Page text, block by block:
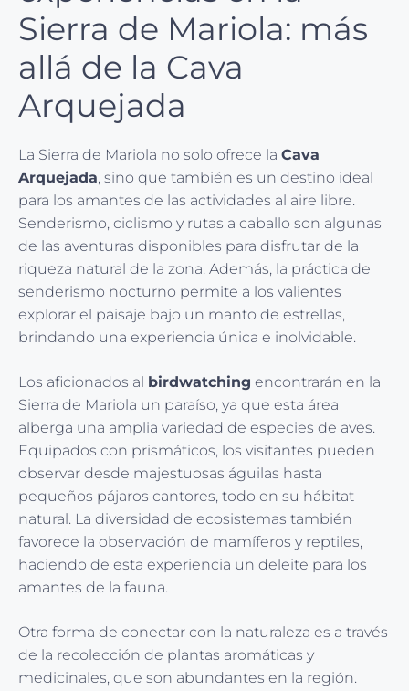
Sierra de Mariola: más
allá de la Cava
Arquejada
La Sierra de Mariola no solo ofrece la Cava
Arquejada, sino que también es un destino ideal
para los amantes de las actividades al aire libre.
Senderismo, ciclismo y rutas a caballo son algunas
de las aventuras disponibles para disfrutar de la
riqueza natural de la zona. Además, la práctica de
senderismo nocturno permite a los valientes
explorar el paisaje bajo un manto de estrellas,
brindando una experiencia única e inolvidable.
Los aficionados al birdwatching encontrarán en la
Sierra de Mariola un paraíso, ya que esta área
alberga una amplia variedad de especies de aves.
Equipados con prismáticos, los visitantes pueden
observar desde majestuosas águilas hasta
pequeños pájaros cantores, todo en su hábitat
natural. La diversidad de ecosistemas también
favorece la observación de mamíferos y reptiles,
haciendo de esta experiencia un deleite para los
amantes de la fauna.
Otra forma de conectar con la naturaleza es a través
de la recolección de plantas aromáticas y
medicinales, que son abundantes en la región.